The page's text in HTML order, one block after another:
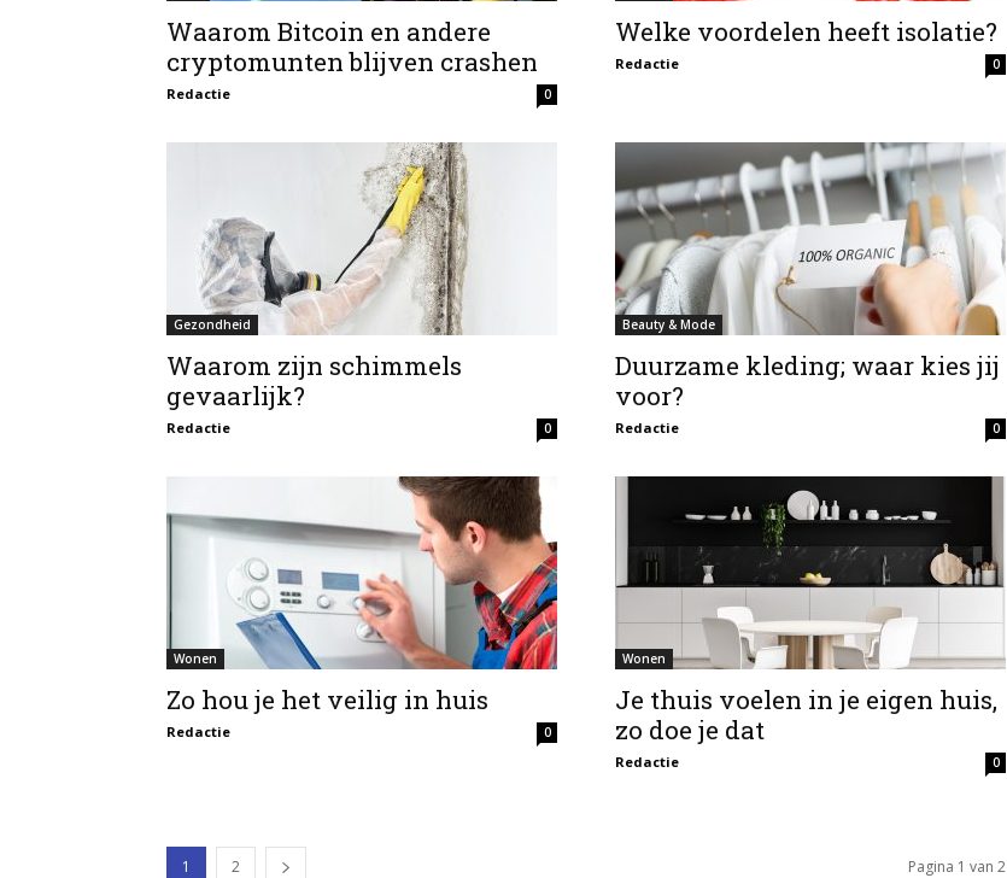
Waarom Bitcoin en andere
cryptomunten blijven crashen
Redactie 0
Welke voordelen heeft isolatie?
Redactie 0
Gezondheid
Waarom zijn schimmels
gevaarlijk?
Redactie 0
Beauty & Mode
Duurzame kleding; waar kies jij
voor?
Redactie 0
Wonen
Zo hou je het veilig in huis
Redactie 0
Wonen
Je thuis voelen in je eigen huis,
zo doe je dat
Redactie 0
1 2 Pagina 1 van 2